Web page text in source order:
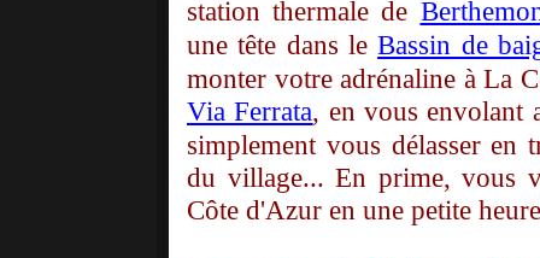
station thermale de
une tête dans le Bassin de
monter votre adrénaline à La
Via Ferrata, en vous envolant
simplement vous délasser en
du village... En prime, vous
Côte d'Azur en une petite